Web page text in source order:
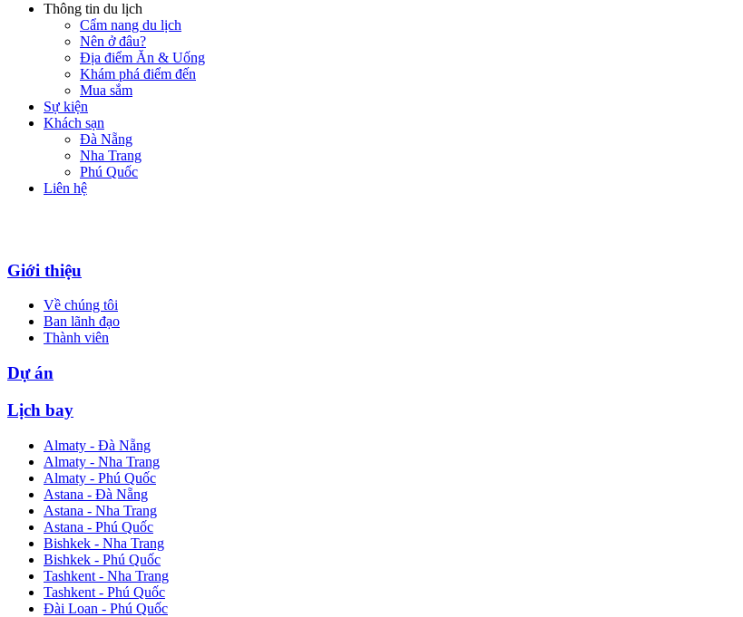
Thông tin du lịch
Cẩm nang du lịch
Nên ở đâu?
Địa điểm Ăn & Uống
Khám phá điểm đến
Mua sắm
Sự kiện
Khách sạn
Đà Nẵng
Nha Trang
Phú Quốc
Liên hệ
Giới thiệu
Về chúng tôi
Ban lãnh đạo
Thành viên
Dự án
Lịch bay
Almaty - Đà Nẵng
Almaty - Nha Trang
Almaty - Phú Quốc
Astana - Đà Nẵng
Astana - Nha Trang
Astana - Phú Quốc
Bishkek - Nha Trang
Bishkek - Phú Quốc
Tashkent - Nha Trang
Tashkent - Phú Quốc
Đài Loan - Phú Quốc